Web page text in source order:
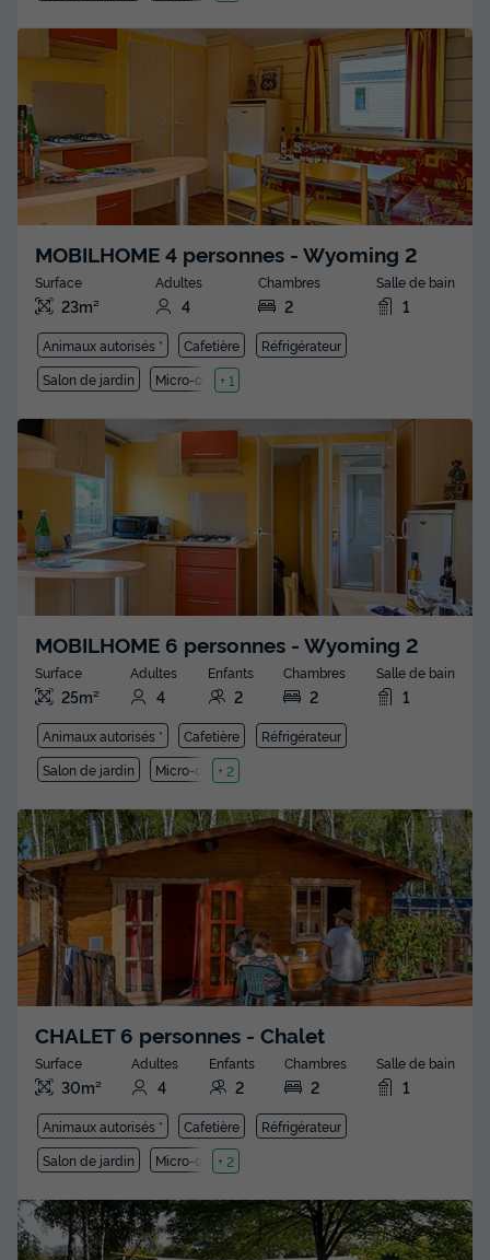
MOBILHOME 4 personnes - Wyoming 2
Surface
23m²
Adultes
4
Chambres
2
Salle de bain
1
Animaux autorisés * Cafetière
Réfrigérateur
Salon de jardin
Micro-ondes
+ 1
MOBILHOME 6 personnes - Wyoming 2
Surface
25m²
Adultes
4
Enfants
2
Chambres
2
Salle de bain
1
Animaux autorisés * Cafetière
Réfrigérateur
Salon de jardin
Micro-ondes
+ 2
CHALET 6 personnes - Chalet
Surface
30m²
Adultes
4
Enfants
2
Chambres
2
Salle de bain
1
Animaux autorisés * Cafetière
Réfrigérateur
Salon de jardin
Micro-ondes
+ 2